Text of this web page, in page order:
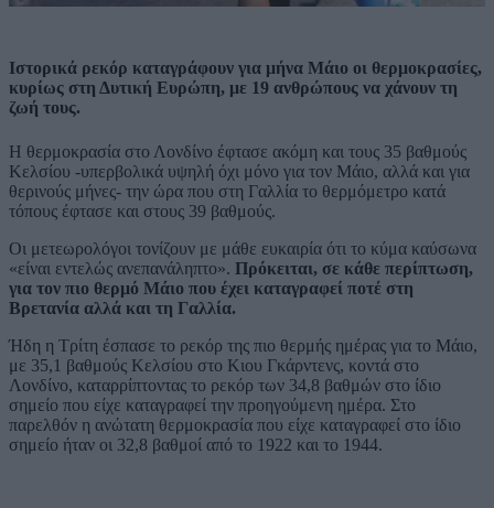
Ιστορικά ρεκόρ καταγράφουν για μήνα Μάιο οι θερμοκρασίες,
κυρίως στη Δυτική Ευρώπη, με 19 ανθρώπους να χάνουν τη
ζωή τους.
Η θερμοκρασία στο Λονδίνο έφτασε ακόμη και τους 35 βαθμούς
Κελσίου -υπερβολικά υψηλή όχι μόνο για τον Μάιο, αλλά και για
θερινούς μήνες- την ώρα που στη Γαλλία το θερμόμετρο κατά
τόπους έφτασε και στους 39 βαθμούς.
Οι μετεωρολόγοι τονίζουν με μάθε ευκαιρία ότι το κύμα καύσωνα
«είναι εντελώς ανεπανάληπτο». Πρόκειται, σε κάθε περίπτωση,
για τον πιο θερμό Μάιο που έχει καταγραφεί ποτέ στη
Βρετανία αλλά και τη Γαλλία.
Ήδη η Τρίτη έσπασε το ρεκόρ της πιο θερμής ημέρας για το Μάιο,
με 35,1 βαθμούς Κελσίου στο Κιου Γκάρντενς, κοντά στο
Λονδίνο, καταρρίπτοντας το ρεκόρ των 34,8 βαθμών στο ίδιο
σημείο που είχε καταγραφεί την προηγούμενη ημέρα. Στο
παρελθόν η ανώτατη θερμοκρασία που είχε καταγραφεί στο ίδιο
σημείο ήταν οι 32,8 βαθμοί από το 1922 και το 1944.